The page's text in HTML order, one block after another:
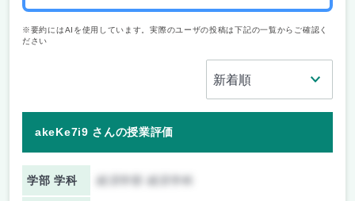
続きを
見る(無
※要約にはAIを使用しています。実際のユーザの投稿は下記の一覧からご確認く
ださい
akeKe7i9 さんの授業評価
学部 学科